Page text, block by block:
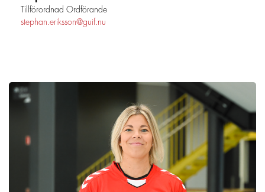
Tillförordnad Ordförande
stephan.eriksson@guif.nu